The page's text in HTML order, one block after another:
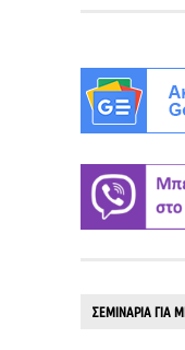
ΣΕΜΙΝΑΡΙΑ ΓΙΑ